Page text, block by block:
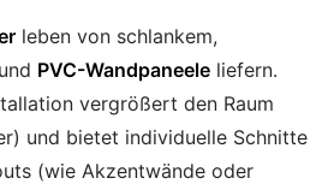
leben von schlankem,
PVC-Wandpaneele liefern.
vergrößert den Raum
und bietet individuelle Schnitte
(wie Akzentwände oder